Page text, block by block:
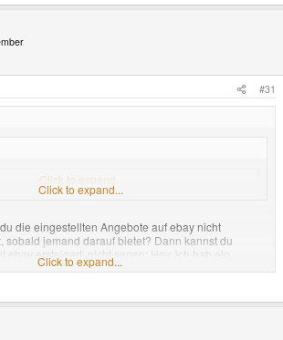
#31
synchron. Besseres Angebot gewinnt.
Click to expand...
Click to expand...
die eingestellten Angebote auf ebay nicht
sobald jemand darauf bietet? Dann kannst du
ebay ersteigert, nicht sagen: Hey, ich hab ein
den Artikel doch nicht.
Click to expand...